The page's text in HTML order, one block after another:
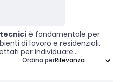
è fondamentale per
di lavoro e residenziali.
per individuare
pericolo, come fumi, gas o
Ordina per